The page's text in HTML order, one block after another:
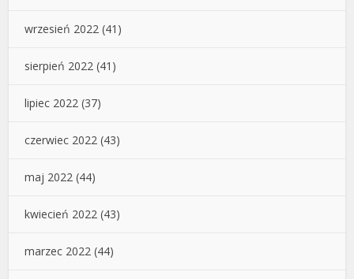
wrzesień 2022 (41)
sierpień 2022 (41)
lipiec 2022 (37)
czerwiec 2022 (43)
maj 2022 (44)
kwiecień 2022 (43)
marzec 2022 (44)